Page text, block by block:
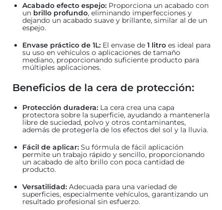
Acabado efecto espejo: Proporciona un acabado con
un brillo profundo, eliminando imperfecciones y
dejando un acabado suave y brillante, similar al de un
espejo.
Envase práctico de 1L: El envase de 1 litro es ideal para
su uso en vehículos o aplicaciones de tamaño
mediano, proporcionando suficiente producto para
múltiples aplicaciones.
Beneficios de la cera de protección:
Protección duradera: La cera crea una capa
protectora sobre la superficie, ayudando a mantenerla
libre de suciedad, polvo y otros contaminantes,
además de protegerla de los efectos del sol y la lluvia.
Fácil de aplicar: Su fórmula de fácil aplicación
permite un trabajo rápido y sencillo, proporcionando
un acabado de alto brillo con poca cantidad de
producto.
Versatilidad: Adecuada para una variedad de
superficies, especialmente vehículos, garantizando un
resultado profesional sin esfuerzo.